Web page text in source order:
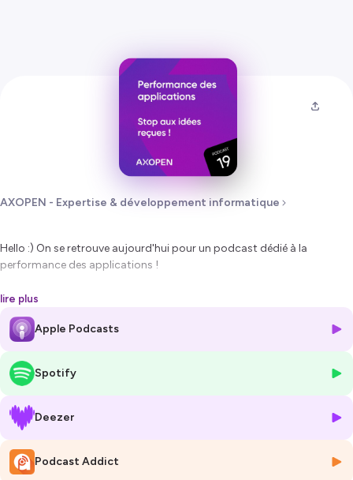
AXOPEN - Expertise & développement informatique
Hello :) On se retrouve aujourd'hui pour un podcast dédié à la
performance des applications !
Au programme : enjeux, idées reçues, audit, outils & optimisation des
performances d'applications.
Les bases
- Que met-on derrière le terme "performances" ? Quels sont les enjeux
- Une application performante, c’est quoi ? Quels sont les critères ?
- Point historique : l'évolution de la notion de performance
lire plus
Apple Podcasts
Spotify
Deezer
Podcast Addict